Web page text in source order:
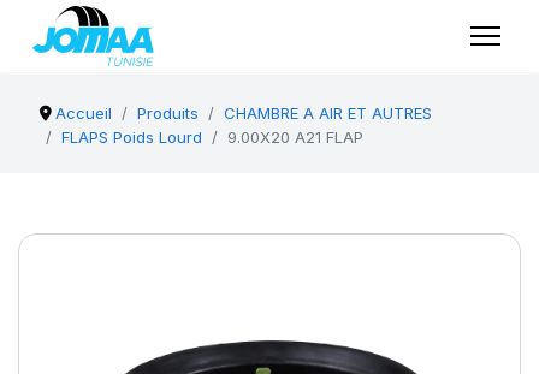
Accueil Produits
CHAMBRE A AIR ET AUTRES
FLAPS Poids Lourd
9.00X20 A21 FLAP